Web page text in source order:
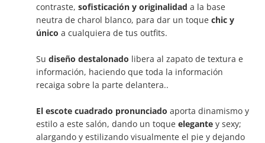
contraste,sofisticación y originalidad a la base
neutra de charol blanco, para dar un toquechic y
único a cualquiera de tus outfits.
Sudiseño destalonado libera al zapato de textura e
información, haciendo que toda la información
recaiga sobre la parte delantera..
El escote cuadrado pronunciado aporta dinamismo y
estilo a este salón, dando un toqueelegante y sexy;
alargando y estilizando visualmente el pie y dejando